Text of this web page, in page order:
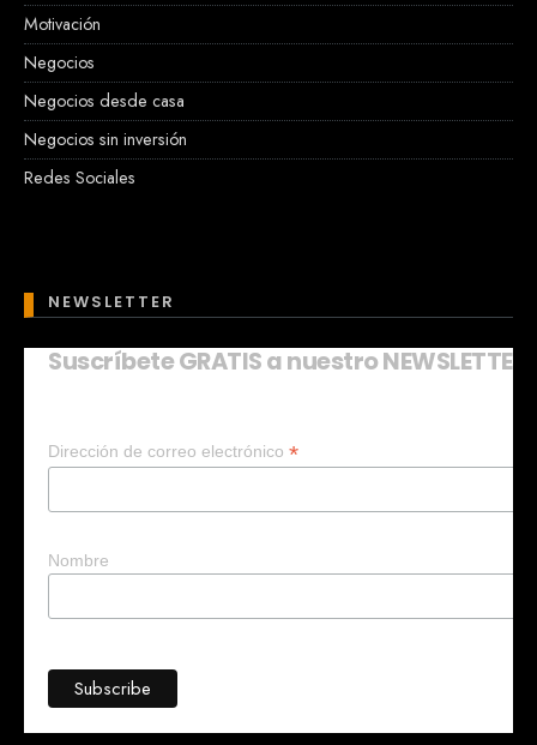
Motivación
Negocios
Negocios desde casa
Negocios sin inversión
Redes Sociales
NEWSLETTER
Suscríbete GRATIS a nuestro NEWSLETTER
Dirección de correo electrónico *
Nombre
¿Quieres que te ayude a crear un